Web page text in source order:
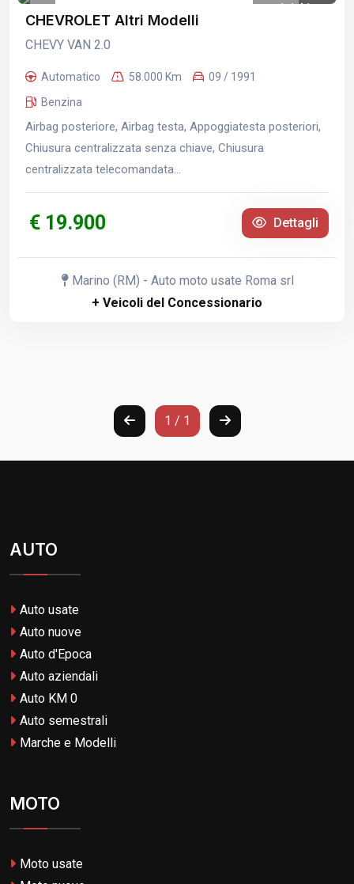
1 /41
CHEVROLET Altri Modelli
CHEVY VAN 2.0
Automatico 58.000 Km
09 / 1991
Benzina
Airbag posteriore, Airbag testa, Appoggiatesta posteriori,
Chiusura centralizzata senza chiave, Chiusura
centralizzata telecomandata...
€ 19.900 Dettagli
Marino (RM) - Auto moto usate Roma srl
+ Veicoli del Concessionario
1 / 1
AUTO
Auto usate
Auto nuove
Auto d'Epoca
Auto aziendali
Auto KM 0
Auto semestrali
Marche e Modelli
MOTO
Moto usate